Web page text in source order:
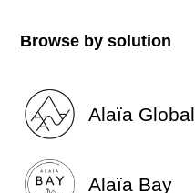
Browse by solution
Alaïa Global
Alaïa Bay